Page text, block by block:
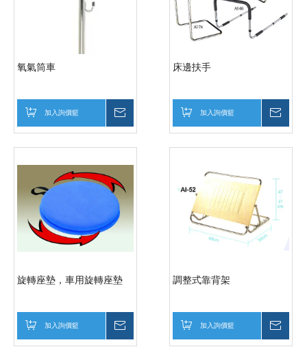
氧氣筒車
加入詢價籃
床邊扶手
加入詢價籃
旋轉座墊，車用旋轉座墊
加入詢價籃
調整式靠背架
加入詢價籃